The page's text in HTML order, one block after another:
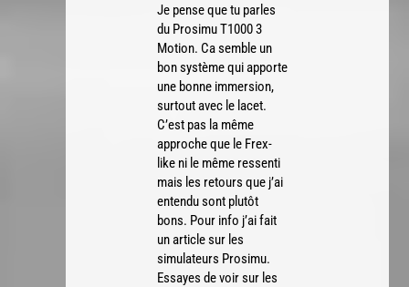
Je pense que tu parles
du Prosimu T1000 3
Motion. Ca semble un
bon système qui apporte
une bonne immersion,
surtout avec le lacet.
C’est pas la même
approche que le Frex-
like ni le même ressenti
mais les retours que j’ai
entendu sont plutôt
bons. Pour info j’ai fait
un article sur les
simulateurs Prosimu.
Essayes de voir sur les